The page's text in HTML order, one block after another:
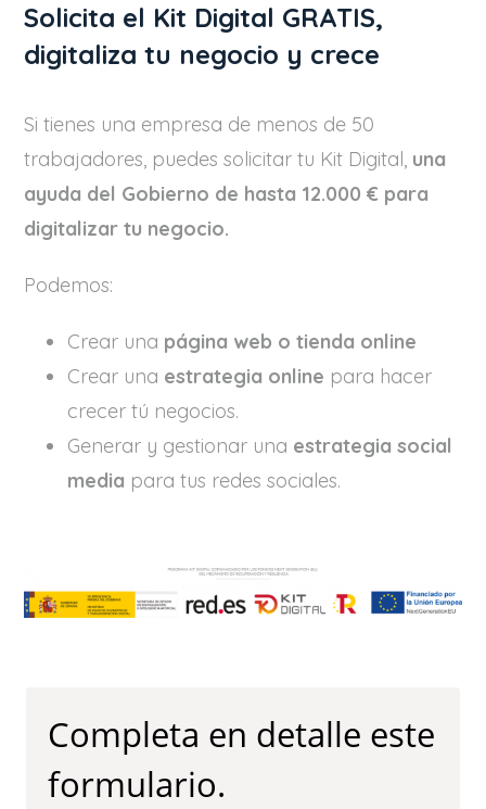
Solicita el Kit Digital GRATIS,
digitaliza tu negocio y crece
Si tienes una empresa de menos de 50
trabajadores, puedes solicitar tu Kit Digital, una
ayuda del Gobierno de hasta 12.000 € para
digitalizar tu negocio.
Podemos:
Crear una página web o tienda online
Crear una estrategia online para hacer
crecer tú negocios.
Generar y gestionar una estrategia social
media para tus redes sociales.
Completa en detalle este
formulario.